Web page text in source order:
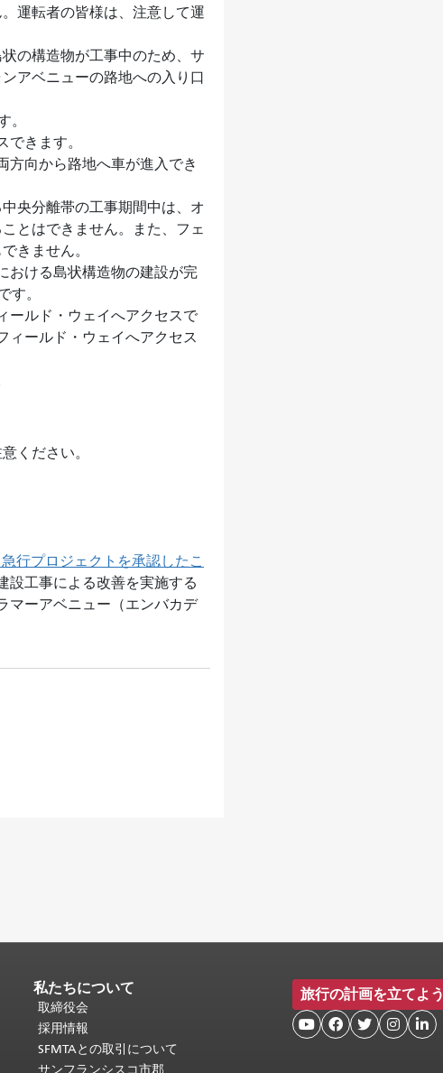
運転者の皆様は、注意して運
の構造物が工事中のため、サ
アベニューの路地への入り口
。
できます。
方向から路地へ車が進入でき
央分離帯の工事期間中は、オ
とはできません。また、フェ
きません。
おける島状構造物の建設が完
す。
ールド・ウェイへアクセスで
ィールド・ウェイへアクセス
ください。
行プロジェクトを承認したこ
設工事による改善を実施する
マーアベニュー（エンバカデ
私たちについて
取締役会
採用情報
SFMTAとの取引について
サンフランシスコ市郡
旅行の計画を立てよう
    